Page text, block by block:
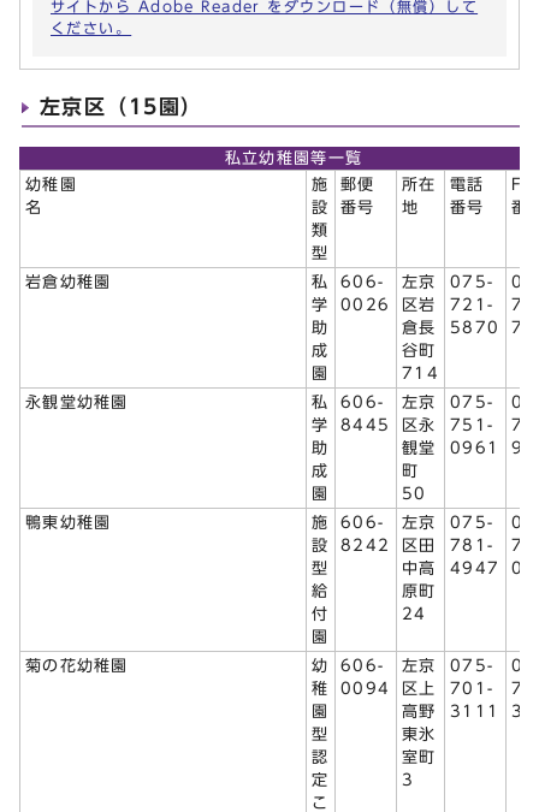
サイトから Adobe Reader をダウンロード（無償）して
ください。
左京区（15園）
私立幼稚園等一覧
幼稚園
名
施
設
類
型
郵便
番号
所在
地
電話
番号
番
岩倉幼稚園
私
学
助
成
園
606-
0026
左京
区岩
倉長
谷町
714
075-
721-
5870
永観堂幼稚園
私
学
助
成
園
606-
8445
左京
区永
観堂
町
50
075-
751-
0961
鴨東幼稚園
施
設
型
給
付
園
606-
8242
左京
区田
中高
原町
24
075-
781-
4947
菊の花幼稚園
幼
稚
園
型
認
定
こ
606-
0094
左京
区上
高野
東氷
室町
3
075-
701-
3111